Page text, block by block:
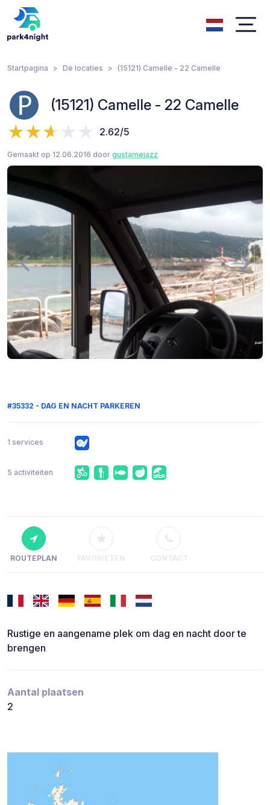
Startpagina De locaties (15121) Camelle - 22 Camelle
(15121) Camelle - 22 Camelle
2.62/5
Gemaakt op 12.06.2016 door gustamejazz
#35332 - DAG EN NACHT PARKEREN
1 services
5 activiteiten
ROUTEPLAN FAVORIETEN CONTACT
Rustige en aangename plek om dag en nacht door te
brengen
Aantal plaatsen
2